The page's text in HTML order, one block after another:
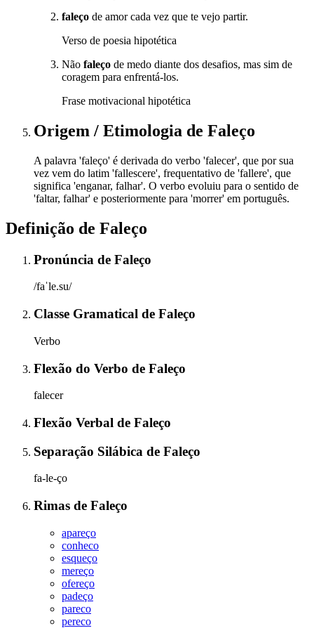
faleço de amor cada vez que te vejo partir.
Verso de poesia hipotética
Não faleço de medo diante dos desafios, mas sim de
coragem para enfrentá-los.
Frase motivacional hipotética
Origem / Etimologia de Faleço
A palavra 'faleço' é derivada do verbo 'falecer', que por sua
vez vem do latim 'fallescere', frequentativo de 'fallere', que
significa 'enganar, falhar'. O verbo evoluiu para o sentido de
'faltar, falhar' e posteriormente para 'morrer' em português.
Definição de Faleço
Pronúncia de Faleço
/faˈle.su/
Classe Gramatical de Faleço
Verbo
Flexão do Verbo de Faleço
falecer
Flexão Verbal de Faleço
Separação Silábica de Faleço
fa-le-ço
Rimas de Faleço
apareço
conheco
esqueço
mereço
ofereço
padeço
pareco
pereco